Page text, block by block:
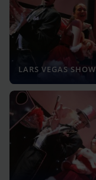
LARS VEGAS SHOW